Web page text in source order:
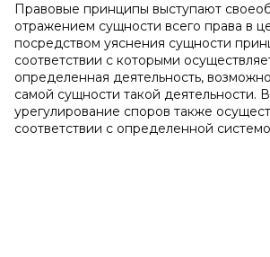
Правовые принципы выступают
отражением сущности всего права в
посредством уяснения сущности
соответствии с которыми
определенная деятельность,
самой сущности такой деятельности.
урегулирование споров также
соответствии с определенной